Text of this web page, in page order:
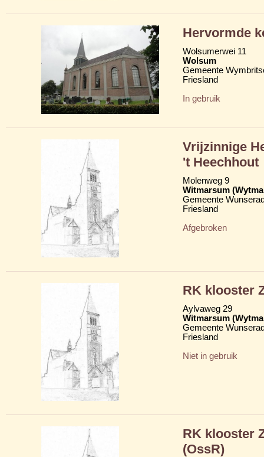
Hervormde
Wolsumerwei 11
Wolsum
Gemeente
Friesland
In gebruik
Vrijzinnige
't Heechhout
Molenweg 9
Witmarsum
Gemeente
Friesland
Afgebroken
RK klooster
Aylvaweg 29
Witmarsum
Gemeente
Friesland
Niet in gebruik
RK klooster
(OssR)